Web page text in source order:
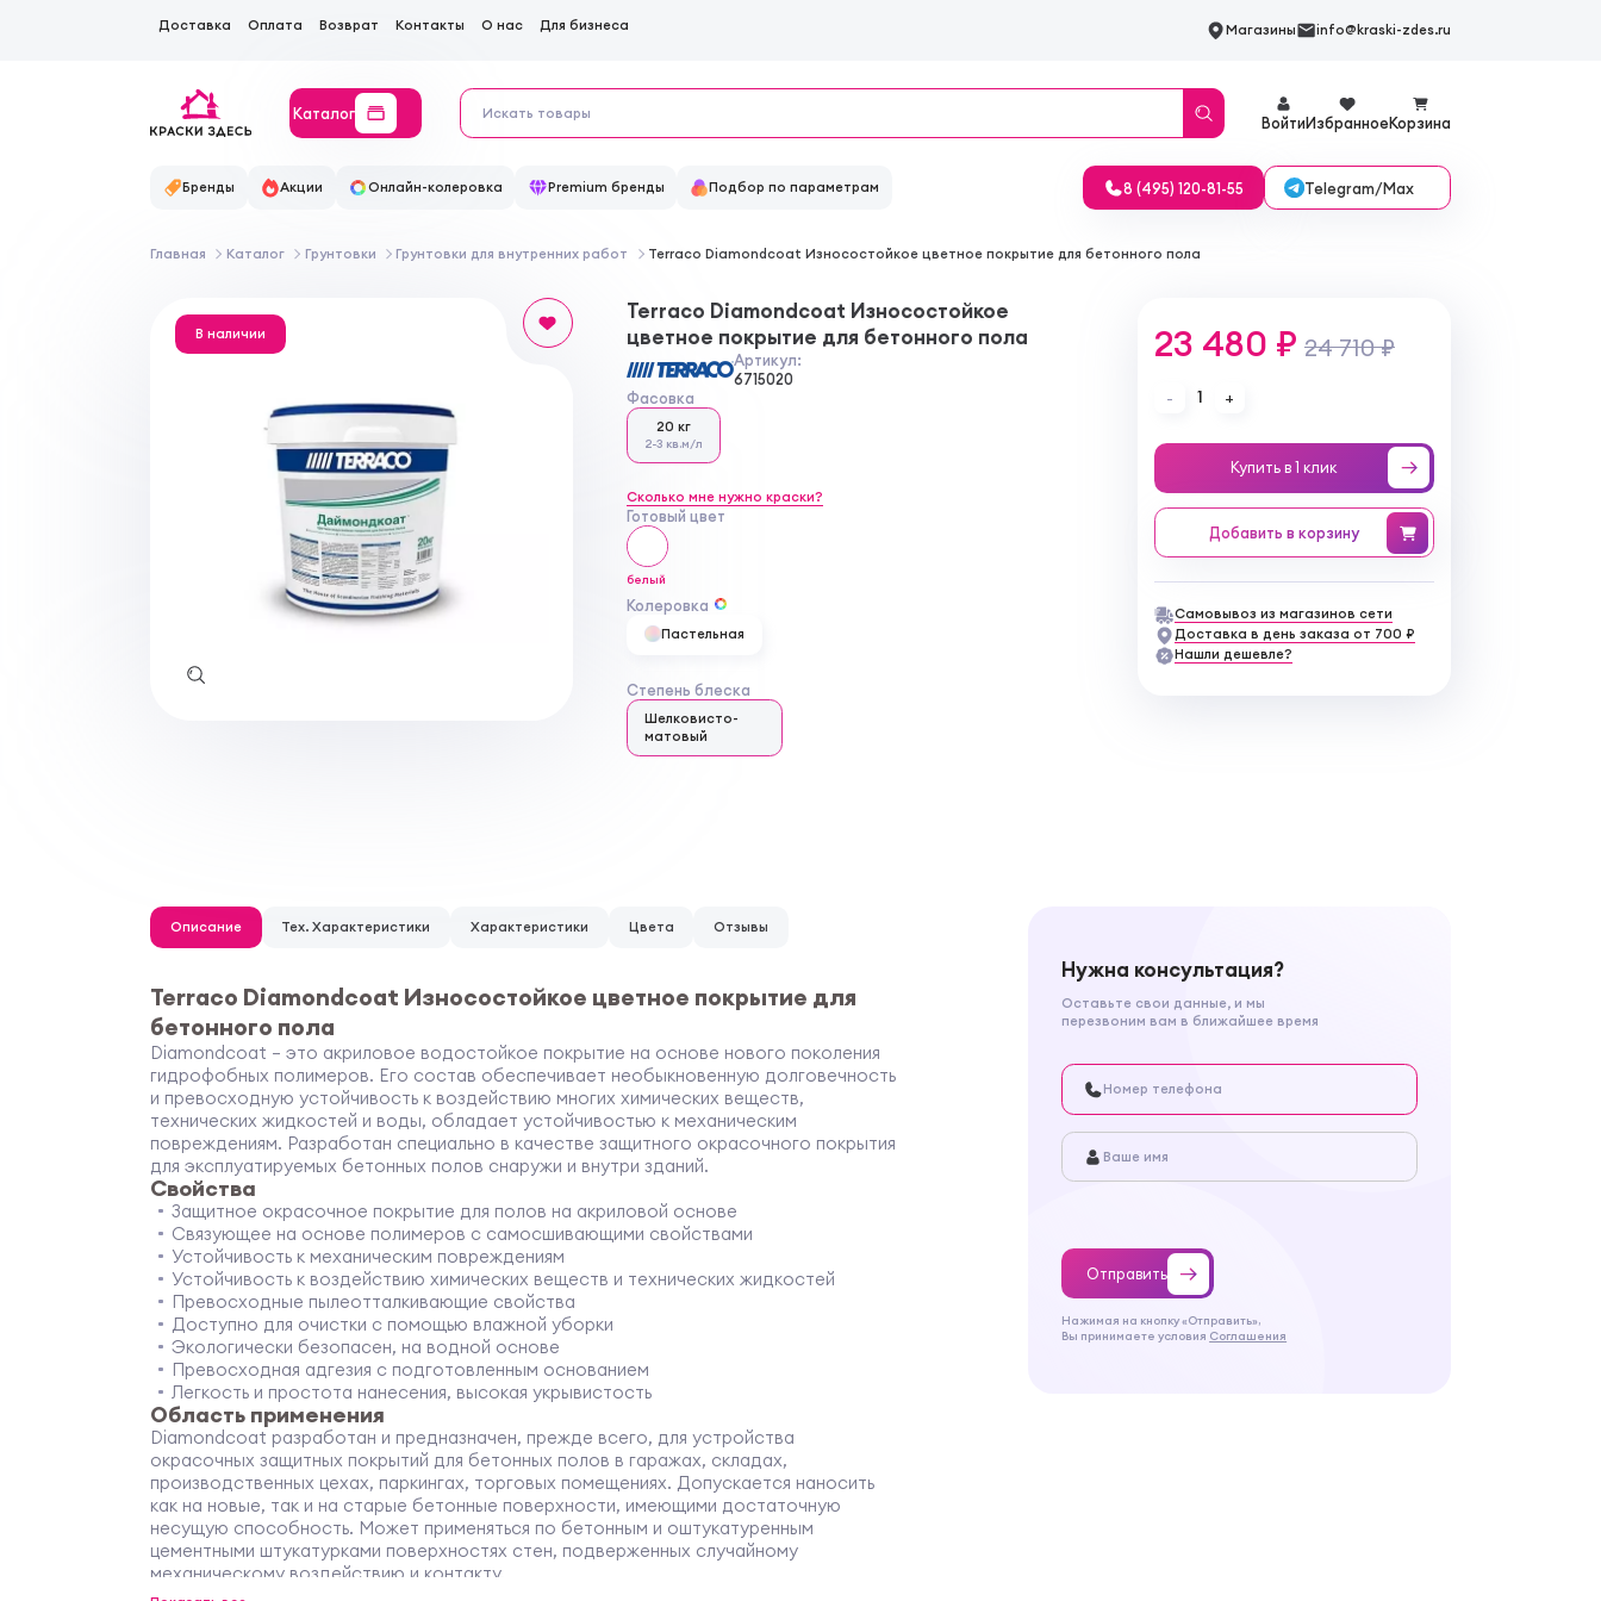
Доставка Оплата Возврат Контакты О нас Для бизнеса Магазины info@kraski-zdes.ru
Каталог
ВойтиИзбранноеКорзина
Бренды Акции Онлайн-колеровка Premium бренды Подбор по параметрам 8 (495) 120-81-55 Telegram/Max
Главная Каталог Грунтовки Грунтовки для внутренних работ Terraco Diamondcoat Износостойкое цветное покрытие для бетонного пола
В наличии
Terraco Diamondcoat Износостойкое
цветное покрытие для бетонного пола
Артикул:
6715020
Фасовка
20 кг
2-3 кв.м/л
Сколько мне нужно краски?
Готовый цвет
белый
Колеровка
Пастельная
Степень блеска
Шелковисто-
матовый
23 480 ₽ 24 710 ₽
- 1 +
Купить в 1 клик
Добавить в корзину
Самовывоз из магазинов сети
Доставка в день заказа от 700 ₽
Нашли дешевле?
Описание Тех. Характеристики Характеристики Цвета Отзывы
Terraco Diamondcoat Износостойкое цветное покрытие для
бетонного пола
Diamondcoat – это акриловое водостойкое покрытие на основе нового поколения
гидрофобных полимеров. Его состав обеспечивает необыкновенную долговечность
и превосходную устойчивость к воздействию многих химических веществ,
технических жидкостей и воды, обладает устойчивостью к механическим
повреждениям. Разработан специально в качестве защитного окрасочного покрытия
для эксплуатируемых бетонных полов снаружи и внутри зданий.
Cвойства
Защитное окрасочное покрытие для полов на акриловой основе
Связующее на основе полимеров с самосшивающими свойствами
Устойчивость к механическим повреждениям
Устойчивость к воздействию химических веществ и технических жидкостей
Превосходные пылеотталкивающие свойства
Доступно для очистки с помощью влажной уборки
Экологически безопасен, на водной основе
Превосходная адгезия с подготовленным основанием
Легкость и простота нанесения, высокая укрывистость
Область применения
Diamondcoat разработан и предназначен, прежде всего, для устройства
окрасочных защитных покрытий для бетонных полов в гаражах, складах,
производственных цехах, паркингах, торговых помещениях. Допускается наносить
как на новые, так и на старые бетонные поверхности, имеющими достаточную
несущую способность. Может применяться по бетонным и оштукатуренным
цементными штукатурками поверхностях стен, подверженных случайному
механическому воздействию и контакту.
Доступен для применения снаружи и внутри зданий.
Нужна консультация?
Оставьте свои данные, и мы
перезвоним вам в ближайшее время
Отправить
Нажимая на кнопку «Отправить»,
Вы принимаете условия Соглашения